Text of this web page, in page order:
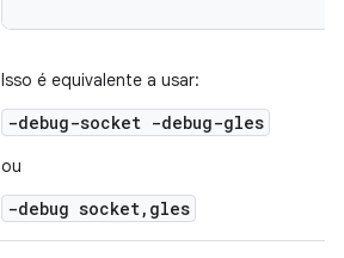
Isso é equivalente a usar:
-debug-socket -debug-gles
ou
-debug socket,gles